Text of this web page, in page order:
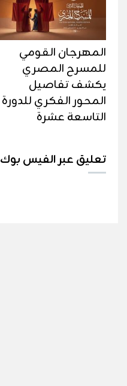
المهرجان القومي
للمسرح المصري
يكشف تفاصيل
المحور الفكري للدورة
التاسعة عشرة
تعليق عبر الفيس بوك